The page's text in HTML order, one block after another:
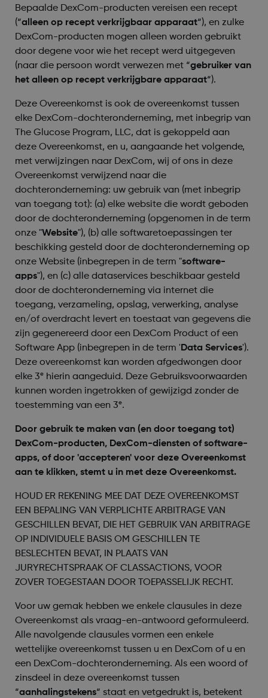
Bepaalde DexCom-producten vereisen een recept
(“alleen op recept verkrijgbaar apparaat“), en zulke
DexCom-producten mogen alleen worden gebruikt
door degene voor wie het recept werd uitgegeven
(naar die persoon wordt verwezen met “gebruiker van
het alleen op recept verkrijgbare apparaat“).
Deze Overeenkomst is ook de overeenkomst tussen
elke DexCom-dochteronderneming, met inbegrip van
The Glucose Program, LLC, dat is gekoppeld aan
deze Overeenkomst, en u, aangaande het volgende,
met verwijzingen naar DexCom, wij of ons in deze
Overeenkomst verwijzend naar die
dochteronderneming: uw gebruik van (met inbegrip
van toegang tot): (a) elke website die wordt geboden
door de dochteronderneming (opgenomen in de term
onze "Website"), (b) alle softwaretoepassingen ter
beschikking gesteld door de dochteronderneming op
onze Website (inbegrepen in de term "software-
apps"), en (c) alle dataservices beschikbaar gesteld
door de dochteronderneming via internet die
toegang, verzameling, opslag, verwerking, analyse
en/of overdracht levert en toestaat van gegevens die
zijn gegenereerd door een DexCom Product of een
Software App (inbegrepen in de term ' Data Services').
Deze overeenkomst kan worden afgedwongen door
elke 3ehierin aangeduid. Deze Gebruiksvoorwaarden
kunnen worden ingetrokken of gewijzigd zonder de
toestemming van een 3e.
Door gebruik te maken van (en door toegang tot)
DexCom-producten, DexCom-diensten of software-
apps, of door 'accepteren' voor deze Overeenkomst
aan te klikken, stemt u in met deze Overeenkomst.
HOUD ER REKENING MEE DAT DEZE OVEREENKOMST
EEN BEPALING VAN VERPLICHTE ARBITRAGE VAN
GESCHILLEN BEVAT, DIE HET GEBRUIK VAN ARBITRAGE
OP INDIVIDUELE BASIS OM GESCHILLEN TE
BESLECHTEN BEVAT, IN PLAATS VAN
JURYRECHTSPRAAK OF CLASSACTIONS, VOOR
ZOVER TOEGESTAAN DOOR TOEPASSELIJK RECHT.
Voor uw gemak hebben we enkele clausules in deze
Overeenkomst als vraag-en-antwoord geformuleerd.
Alle navolgende clausules vormen een enkele
wettelijke overeenkomst tussen u en DexCom of u en
een DexCom-dochteronderneming. Als een woord of
zinsdeel in deze overeenkomst tussen
“aanhalingstekens“ staat en vetgedrukt is, betekent